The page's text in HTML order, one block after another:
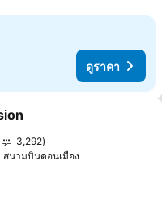
ดูราคา
รายการโปรด
3,292
สนามบินดอนเมือง